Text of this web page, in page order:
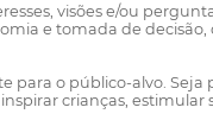
visões e/ou
e tomada de
o público-alvo.
crianças,